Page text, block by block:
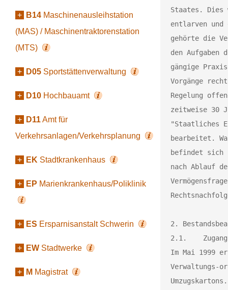
+ B14 Maschinenausleihstation
(MAS) / Maschinentraktorenstation
(MTS)
+ D05 Sportstättenverwaltung
+ D10 Hochbauamt
+ D11Amt für
Verkehrsanlagen/Verkehrsplanung
+ EK Stadtkrankenhaus
+ EP Marienkrankenhaus/Poliklinik
+ ES Ersparnisanstalt Schwerin
+ EW Stadtwerke
+ M Magistrat
Staates. Dies
entlarven und
gehörte die
den Aufgaben
gängige
Vorgänge
Regelung
zeitweise 30
"Staatliches
bearbeitet.
befindet sich
nach Ablauf
2.
2.1.	Zugang ins Archiv und frühere archivische Bearbeitung
Im Mai 1999
Verwaltungs-